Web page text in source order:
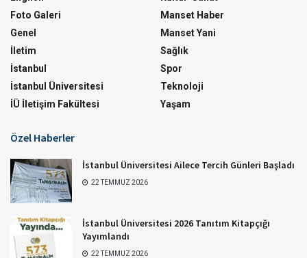
Foto Galeri
Genel
İletim
İstanbul
İstanbul Üniversitesi
İÜ İletişim Fakültesi
Manset Haber
Manset Yani
Sağlık
Spor
Teknoloji
Yaşam
Özel Haberler
İstanbul Üniversitesi Ailece Tercih Günleri Başladı
22 TEMMUZ 2026
İstanbul Üniversitesi 2026 Tanıtım Kitapçığı
Yayımlandı
22 TEMMUZ 2026